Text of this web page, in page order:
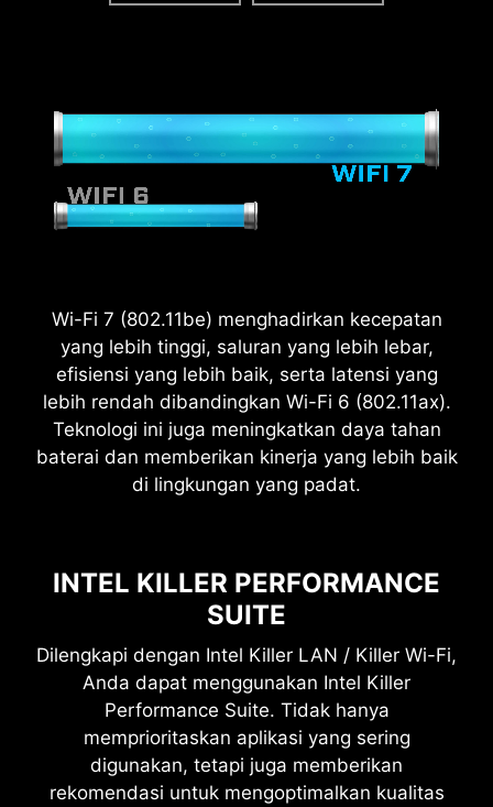
Wi-Fi 7 (802.11be) menghadirkan kecepatan
yang lebih tinggi, saluran yang lebih lebar,
efisiensi yang lebih baik, serta latensi yang
lebih rendah dibandingkan Wi-Fi 6 (802.11ax).
Teknologi ini juga meningkatkan daya tahan
baterai dan memberikan kinerja yang lebih baik
di lingkungan yang padat.
INTEL KILLER PERFORMANCE
SUITE
Dilengkapi dengan Intel Killer LAN / Killer Wi-Fi,
Anda dapat menggunakan Intel Killer
Performance Suite. Tidak hanya
memprioritaskan aplikasi yang sering
digunakan, tetapi juga memberikan
rekomendasi untuk mengoptimalkan kualitas
2.5x
Power Excursion
DAISY CHAIN
EXTERNAL
STORAGE / DOCKS